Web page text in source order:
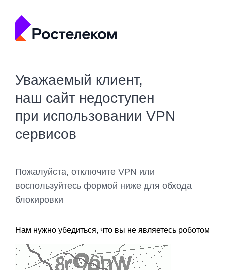
Уважаемый клиент,
наш сайт недоступен
при использовании VPN
сервисов
Пожалуйста, отключите VPN или
воспользуйтесь формой ниже для обхода
блокировки
Нам нужно убедиться, что вы не являетесь роботом